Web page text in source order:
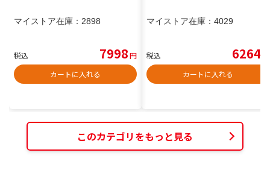
マイストア在庫： 2898
税込 7998円
カートに入れる
マイストア在庫： 4029
税込 6264
カートに入れる
このカテゴリをもっと見る